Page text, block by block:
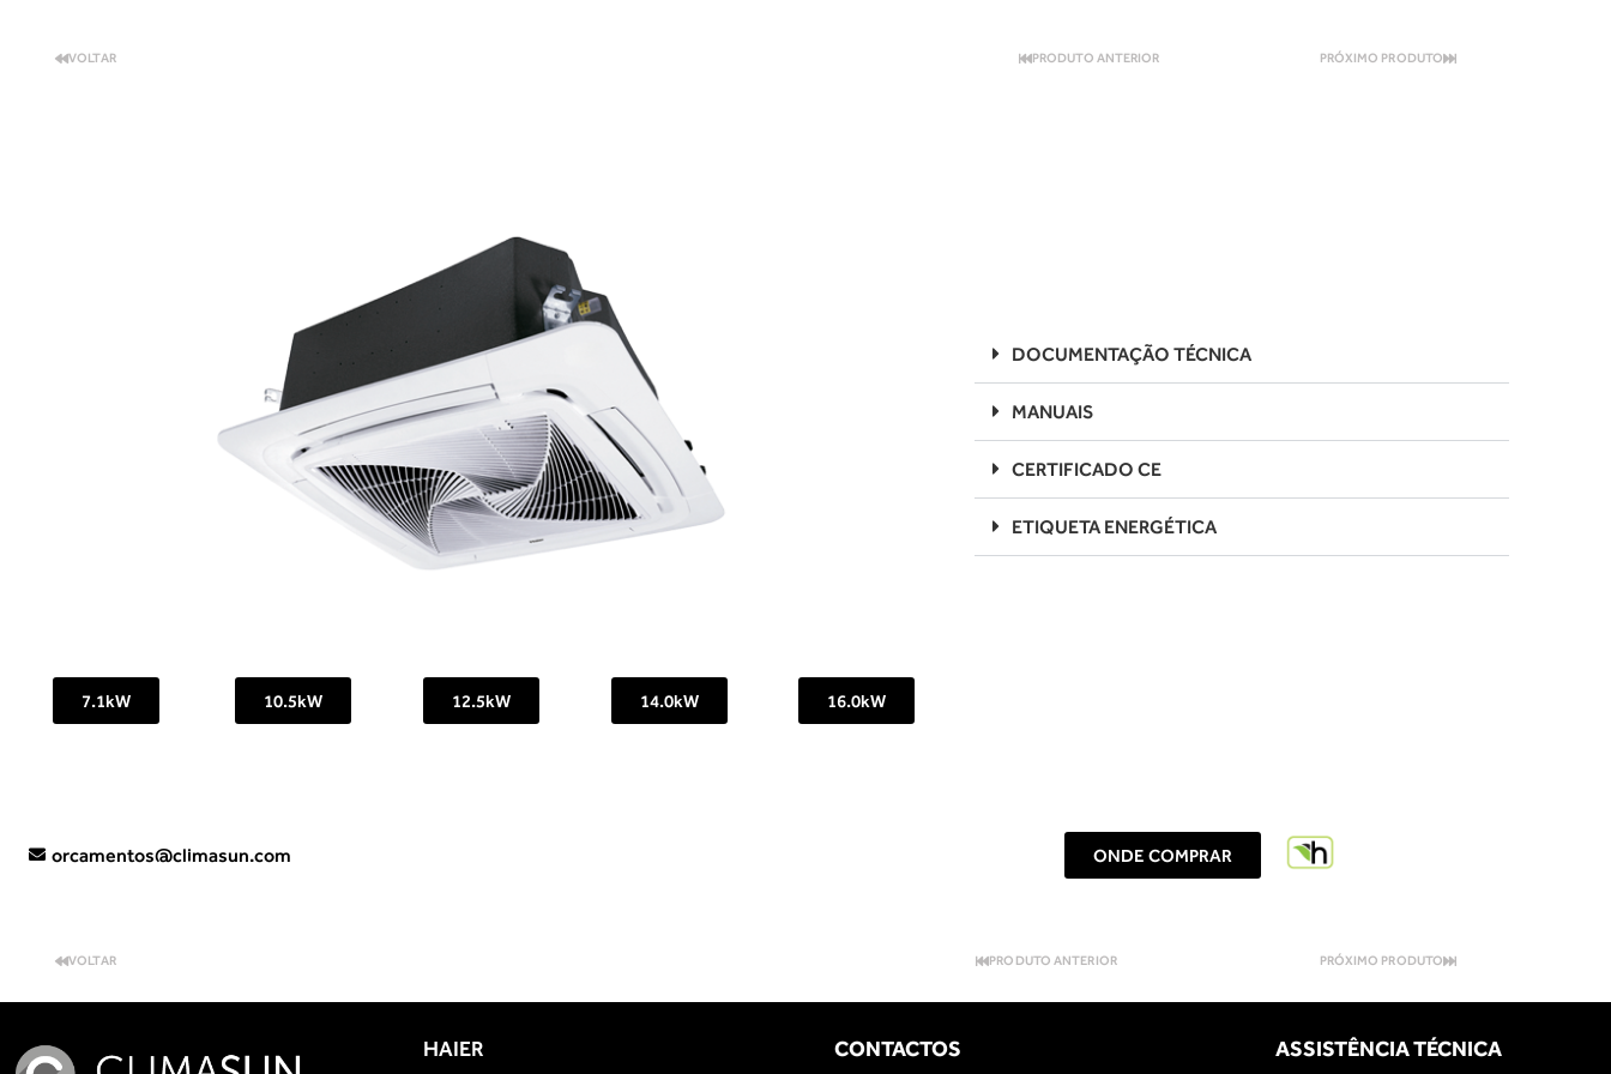
VOLTAR PRODUTO ANTERIOR PRÓXIMO PRODUTO
7.1kW 10.5kW 12.5kW 14.0kW 16.0kW
DOCUMENTAÇÃO TÉCNICA
MANUAIS
CERTIFICADO CE
ETIQUETA ENERGÉTICA
orcamentos@climasun.com ONDE COMPRAR
VOLTAR PRODUTO ANTERIOR PRÓXIMO PRODUTO
HAIER CONTACTOS ASSISTÊNCIA TÉCNICA